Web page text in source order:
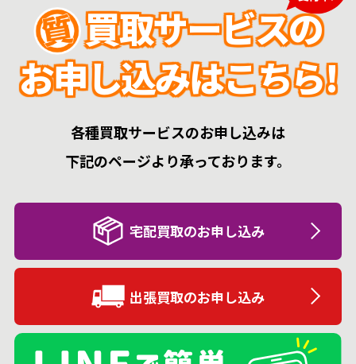
買取サービスの
お申し込みはこちら!
各種買取サービスのお申し込みは
下記のページより承っております。
宅配買取のお申し込み
出張買取のお申し込み